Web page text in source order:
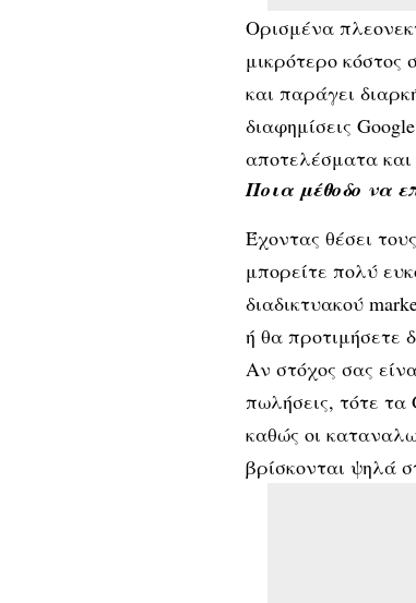
Ορισμένα
μικρότερο κόστος
και παράγει
διαφημίσεις
αποτελέσματα και
Ποια μέθοδο να
Έχοντας θέσει
μπορείτε πολύ
διαδικτυακού
ή θα προτιμήσετε
Αν στόχος σας
πωλήσεις, τότε τα
καθώς οι
βρίσκονται ψηλά